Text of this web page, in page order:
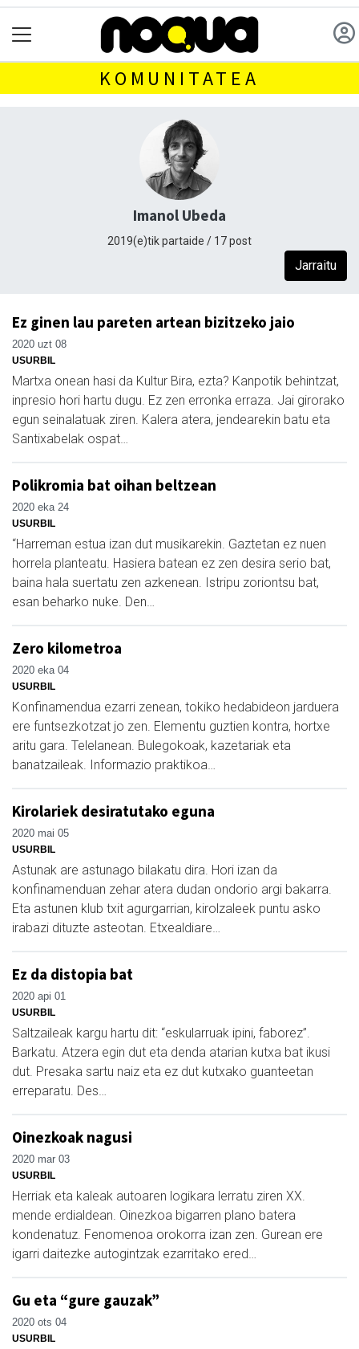
KOMUNITATEA
Imanol Ubeda
2019(e)tik partaide / 17 post
Jarraitu
Ez ginen lau pareten artean bizitzeko jaio
2020 uzt 08
USURBIL
Martxa onean hasi da Kultur Bira, ezta? Kanpotik behintzat,
inpresio hori hartu dugu. Ez zen erronka erraza. Jai girorako
egun seinalatuak ziren. Kalera atera, jendearekin batu eta
Santixabelak ospat…
Polikromia bat oihan beltzean
2020 eka 24
USURBIL
“Harreman estua izan dut musikarekin. Gaztetan ez nuen
horrela planteatu. Hasiera batean ez zen desira serio bat,
baina hala suertatu zen azkenean. Istripu zoriontsu bat,
esan beharko nuke. Den…
Zero kilometroa
2020 eka 04
USURBIL
Konfinamendua ezarri zenean, tokiko hedabideon jarduera
ere funtsezkotzat jo zen. Elementu guztien kontra, hortxe
aritu gara. Telelanean. Bulegokoak, kazetariak eta
banatzaileak. Informazio praktikoa…
Kirolariek desiratutako eguna
2020 mai 05
USURBIL
Astunak are astunago bilakatu dira. Hori izan da
konfinamenduan zehar atera dudan ondorio argi bakarra.
Eta astunen klub txit agurgarrian, kirolzaleek puntu asko
irabazi dituzte asteotan. Etxealdiare…
Ez da distopia bat
2020 api 01
USURBIL
Saltzaileak kargu hartu dit: “eskularruak ipini, faborez”.
Barkatu. Atzera egin dut eta denda atarian kutxa bat ikusi
dut. Presaka sartu naiz eta ez dut kutxako guanteetan
erreparatu. Des…
Oinezkoak nagusi
2020 mar 03
USURBIL
Herriak eta kaleak autoaren logikara lerratu ziren XX.
mende erdialdean. Oinezkoa bigarren plano batera
kondenatuz. Fenomenoa orokorra izan zen. Gurean ere
igarri daitezke autogintzak ezarritako ered…
Gu eta “gure gauzak”
2020 ots 04
USURBIL